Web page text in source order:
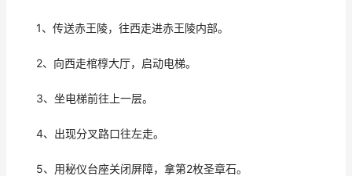
1、传送赤王陵，往西走进赤王陵内部。
2、向西走棺椁大厅，启动电梯。
3、坐电梯前往上一层。
4、出现分叉路口往左走。
5、用秘仪台座关闭屏障，拿第2枚圣章石。